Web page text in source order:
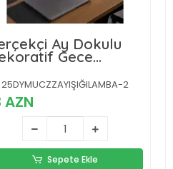
Ay Dokulu
Gece
25DYMUCZZAYIŞIĞILAMBA-2
AZN
Sepete Ekle